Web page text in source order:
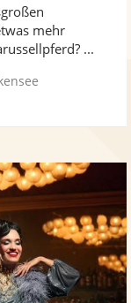
Sternen
mehr
...